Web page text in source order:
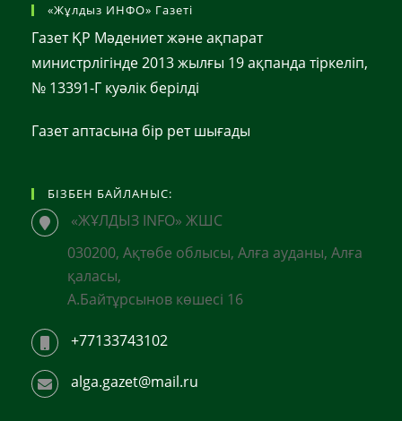
«Жұлдыз ИНФО» Газеті
Газет ҚР Мәдениет және ақпарат
министрлігінде 2013 жылғы 19 ақпанда тіркеліп,
№ 13391-Г куәлік берілді
Газет аптасына бір рет шығады
БІЗБЕН БАЙЛАНЫС:
«ЖҰЛДЫЗ INFO» ЖШС
030200, Ақтөбе облысы, Алға ауданы, Алға
қаласы,
А.Байтұрсынов көшесі 16
+77133743102
alga.gazet@mail.ru